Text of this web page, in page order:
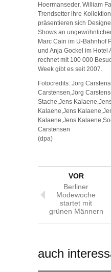
Hoermanseder, William
Trendsetter ihre
präsentieren sich
Shows an
Marc Cain im U-Bahnhof
und Anja Gockel im Hotel
rechnet mit 100 000
Week gibt es seit 2007.
Fotocredits: Jörg
Carstensen,Jörg
Stache,Jens
Kalaene,Jens
Kalaene,Jens
Carstensen
(dpa)
VOR
Berliner
Modewoche
startet mit
grünen Männern
auch